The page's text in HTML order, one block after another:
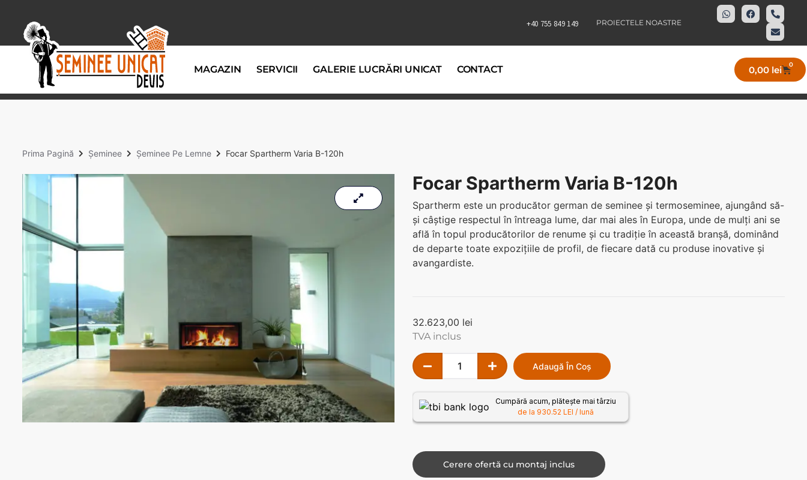
+40 755 849 149 PROIECTELE NOASTRE
MAGAZIN SERVICII GALERIE LUCRĂRI UNICAT CONTACT 0,00 lei 0
Prima Pagină Șeminee Șeminee Pe Lemne Focar Spartherm Varia B-120h
Focar Spartherm Varia B-120h
Spartherm este un producător german de seminee și termoseminee, ajungând să-
și câștige respectul în întreaga lume, dar mai ales în Europa, unde de mulți ani se
află în topul producătorilor de renume și cu tradiție în această branșă, dominând
de departe toate expozițiile de profil, de fiecare dată cu produse inovative și
avangardiste.
32.623,00 lei
TVA inclus
Adaugă În Coș
Cumpără acum, plătește mai târziu
de la 930.52 LEI / lună
Cerere ofertă cu montaj inclus